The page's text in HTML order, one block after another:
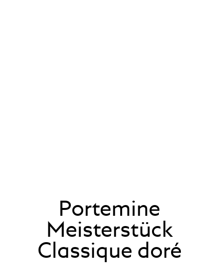
Portemine
Meisterstück
Classique doré